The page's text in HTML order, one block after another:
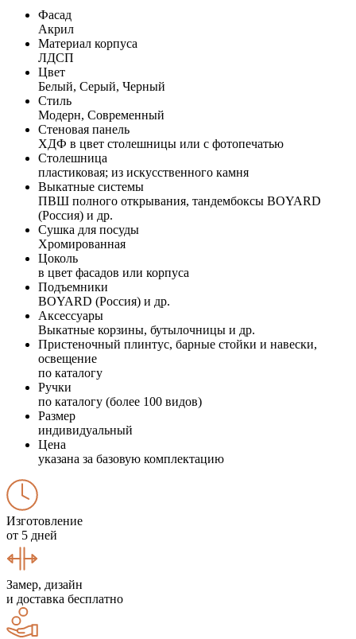
Фасад
Акрил
Материал корпуса
ЛДСП
Цвет
Белый, Серый, Черный
Стиль
Модерн, Современный
Стеновая панель
ХДФ в цвет столешницы или с фотопечатью
Столешница
пластиковая; из искусственного камня
Выкатные системы
ПВШ полного открывания, тандембоксы BOYARD
(Россия) и др.
Сушка для посуды
Хромированная
Цоколь
в цвет фасадов или корпуса
Подъемники
BOYARD (Россия) и др.
Аксессуары
Выкатные корзины, бутылочницы и др.
Пристеночный плинтус, барные стойки и навески,
освещение
по каталогу
Ручки
по каталогу (более 100 видов)
Размер
индивидуальный
Цена
указана за базовую комплектацию
Изготовление
от 5 дней
Замер, дизайн
и доставка бесплатно